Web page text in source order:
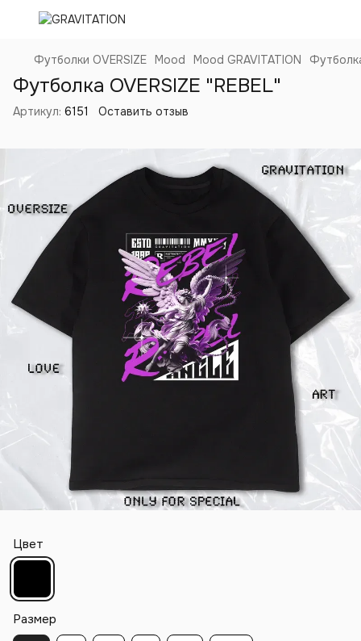
Футболки OVERSIZE Mood Mood GRAVITATION
Футболка OVERSIZE "REBEL"
Артикул: 6151 Оставить отзыв
Цвет
Размер